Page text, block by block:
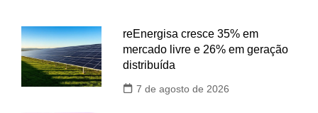
reEnergisa cresce 35% em
mercado livre e 26% em geração
distribuída
7 de agosto de 2026